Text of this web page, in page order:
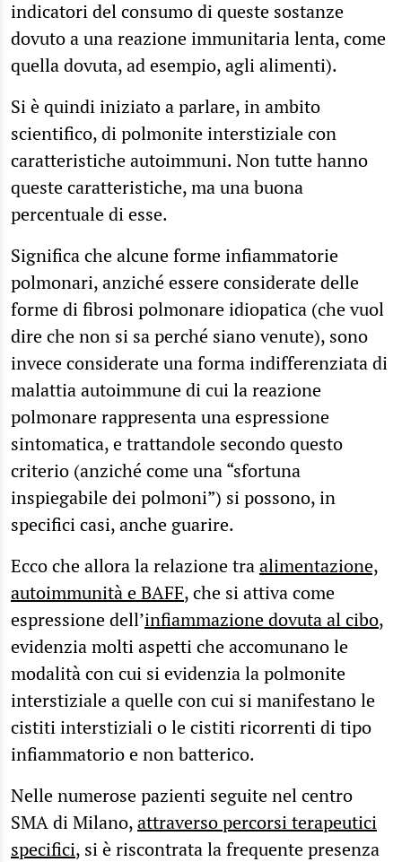
indicatori del consumo di queste sostanze
dovuto a una reazione immunitaria lenta, come
quella dovuta, ad esempio, agli alimenti).
Si è quindi iniziato a parlare, in ambito
scientifico, di polmonite interstiziale con
caratteristiche autoimmuni. Non tutte hanno
queste caratteristiche, ma una buona
percentuale di esse.
Significa che alcune forme infiammatorie
polmonari, anziché essere considerate delle
forme di fibrosi polmonare idiopatica (che vuol
dire che non si sa perché siano venute), sono
invece considerate una forma indifferenziata di
malattia autoimmune di cui la reazione
polmonare rappresenta una espressione
sintomatica, e trattandole secondo questo
criterio (anziché come una “sfortuna
inspiegabile dei polmoni”) si possono, in
specifici casi, anche guarire.
Ecco che allora la relazione traalimentazione,
autoimmunità e BAFF, che si attiva come
espressione dell’infiammazione dovuta al cibo,
evidenzia molti aspetti che accomunano le
modalità con cui si evidenzia la polmonite
interstiziale a quelle con cui si manifestano le
cistiti interstiziali o le cistiti ricorrenti di tipo
infiammatorio e non batterico.
Nelle numerose pazienti seguite nel centro
SMA di Milano,attraverso percorsi terapeutici
specifici, si è riscontrata la frequente presenza